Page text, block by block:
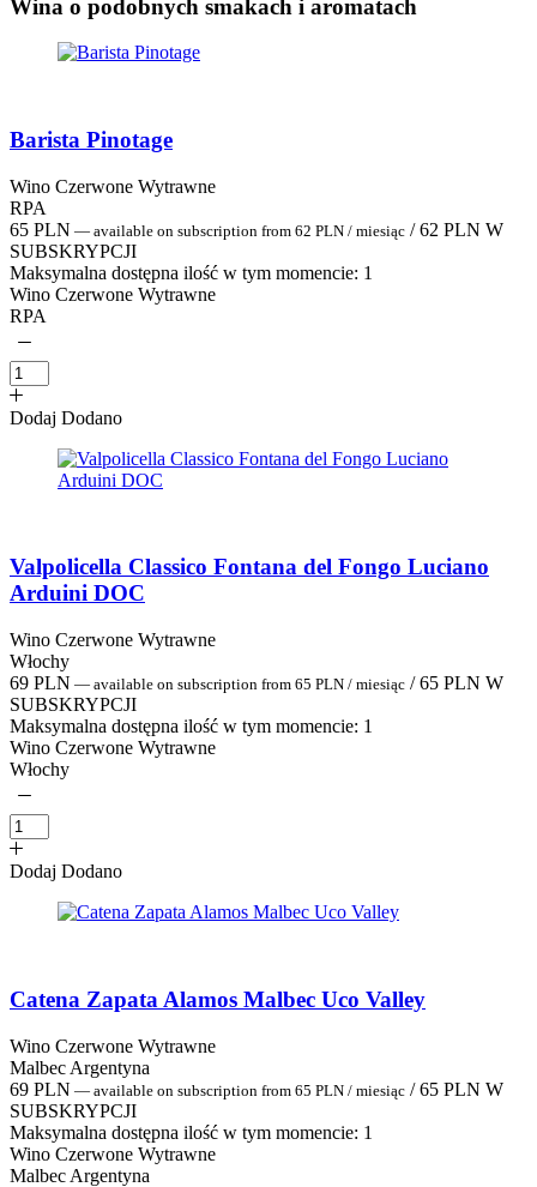
Wina o podobnych smakach i aromatach
Barista Pinotage
Wino Czerwone Wytrawne
RPA
65 PLN — available on subscription from 62 PLN / miesiąc / 62 PLN W
SUBSKRYPCJI
Maksymalna dostępna ilość w tym momencie: 1
Wino Czerwone Wytrawne
RPA
Dodaj Dodano
Valpolicella Classico Fontana del Fongo Luciano
Arduini DOC
Wino Czerwone Wytrawne
Włochy
69 PLN — available on subscription from 65 PLN / miesiąc / 65 PLN W
SUBSKRYPCJI
Maksymalna dostępna ilość w tym momencie: 1
Wino Czerwone Wytrawne
Włochy
Dodaj Dodano
Catena Zapata Alamos Malbec Uco Valley
Wino Czerwone Wytrawne
Malbec Argentyna
69 PLN — available on subscription from 65 PLN / miesiąc / 65 PLN W
SUBSKRYPCJI
Maksymalna dostępna ilość w tym momencie: 1
Wino Czerwone Wytrawne
Malbec Argentyna